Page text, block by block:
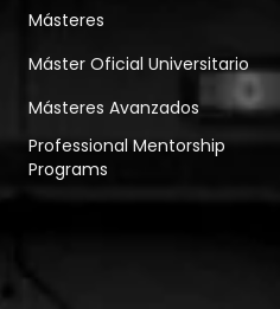
Másteres
Máster Oficial Universitario
Másteres Avanzados
Professional Mentorship
Programs